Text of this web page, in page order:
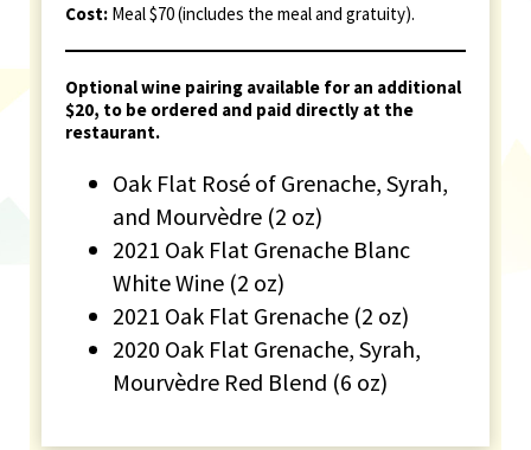
Cost: Meal $70 (includes the meal and gratuity).
Optional wine pairing available for an additional
$20, to be ordered and paid directly at the
restaurant.
Oak Flat Rosé of Grenache, Syrah,
and Mourvèdre (2 oz)
2021 Oak Flat Grenache Blanc
White Wine (2 oz)
2021 Oak Flat Grenache (2 oz)
2020 Oak Flat Grenache, Syrah,
Mourvèdre Red Blend (6 oz)